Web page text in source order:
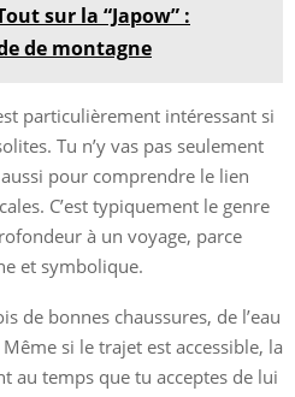
sur la “Japow” :
de montagne
particulièrement intéressant si
Tu n’y vas pas seulement
pour comprendre le lien
C’est typiquement le genre
à un voyage, parce
et symbolique.
de bonnes chaussures, de l’eau
si le trajet est accessible, la
au temps que tu acceptes de lui